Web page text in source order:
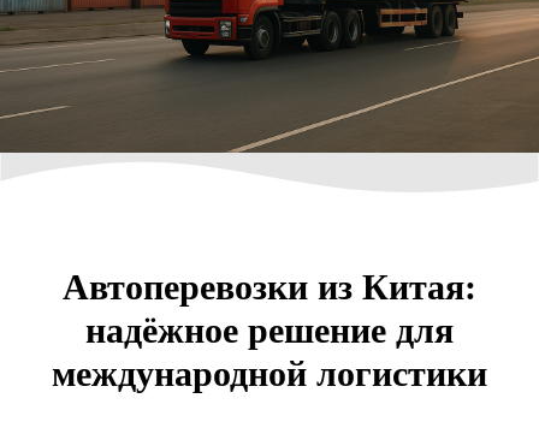
БАЗА ЗНАНИЙ
КЕЙСЫ И
ОТЗЫВЫ
ГОТОВЫЕ
ДОМА
Автоперевозки из Китая:
надёжное решение для
международной логистики